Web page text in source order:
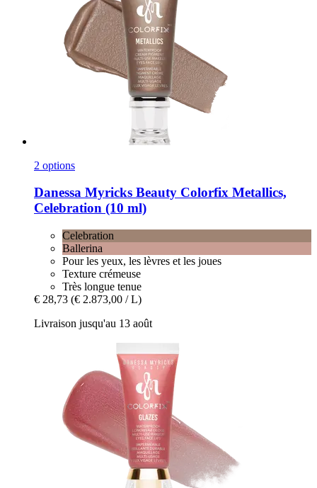
2 options
Danessa Myricks Beauty Colorfix Metallics,
Celebration (10 ml)
Celebration
Ballerina
Pour les yeux, les lèvres et les joues
Texture crémeuse
Très longue tenue
€ 28,73 (€ 2.873,00 / L)
Livraison jusqu'au 13 août